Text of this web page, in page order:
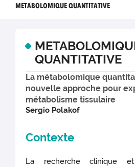
METABOLOMIQUE QUANTITATIVE
QUANTITATIVE
La métabolomique
nouvelle approche pour
métabolisme tissulaire
Sergio Polakof
Contexte
La recherche clinique